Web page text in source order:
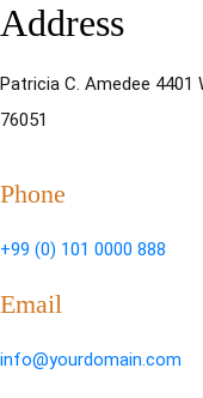
Address
Patricia C. Amedee 4401
76051
Phone
+99 (0) 101 0000 888
Email
info@yourdomain.com